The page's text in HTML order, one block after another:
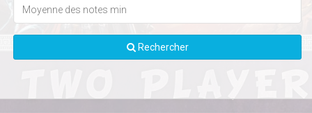
Rechercher